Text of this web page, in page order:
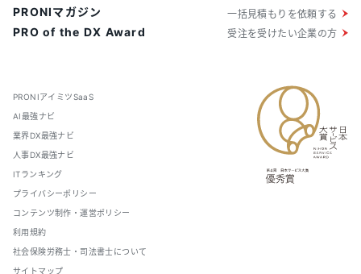
PRONIアイミツSaaS
AI最強ナビ
業界DX最強ナビ
人事DX最強ナビ
ITランキング
プライバシーポリシー
コンテンツ制作・運営ポリシー
利用規約
社会保険労務士・司法書士について
サイトマップ
PRONIマガジン
PRO of the DX Award
一括見積もりを依頼する
受注を受けたい企業の方